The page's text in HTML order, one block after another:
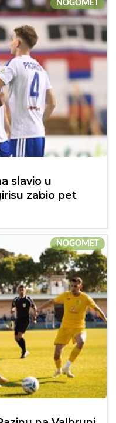
NOGOMET
slavio u
zabio pet
NOGOMET